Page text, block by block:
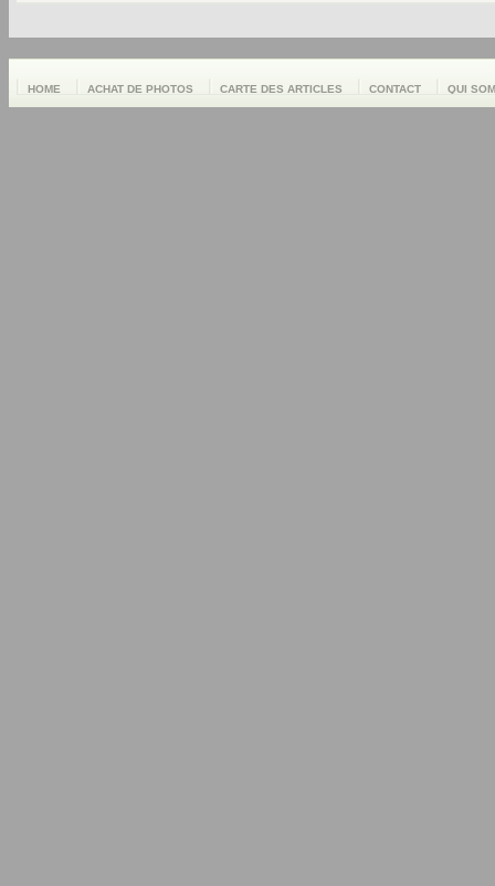
HOME ACHAT DE PHOTOS CARTE DES ARTICLES CONTACT QUI